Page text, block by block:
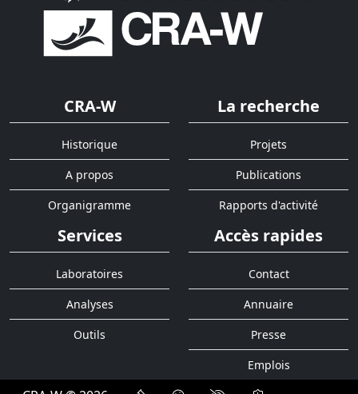
CRA-W
Historique
A propos
Organigramme
La recherche
Projets
Publications
Rapports d'activité
Services
Laboratoires
Analyses
Outils
Accès rapides
Contact
Annuaire
Presse
Emplois